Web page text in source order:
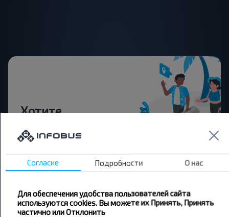
Хотите
путешествовать
дешевле?
Не пропусти специальные акции, скидки и
Подпишись на получение новостей и
путешествуй с нами дешевле!
Согласие Подробности О нас
Для обеспечения удобства пользователей сайта
используются cookies. Вы можете их Принять, Принять
частично или Отклонить